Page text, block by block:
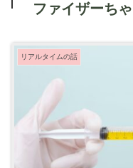
ファイザーち
リアルタイムの話